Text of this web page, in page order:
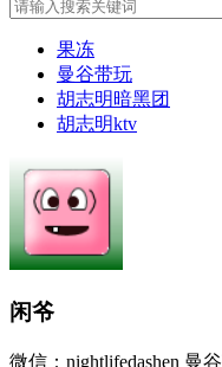
果冻
曼谷带玩
胡志明暗黑团
胡志明ktv
闲爷
微信：nightlifedashen 曼